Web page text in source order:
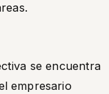
se encuentra
empresario